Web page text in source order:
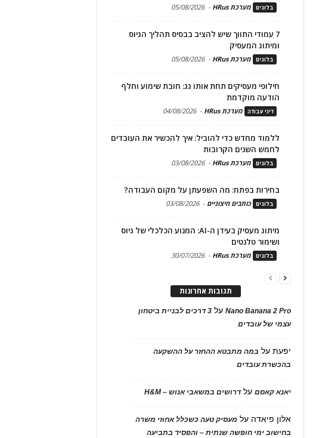
בלוגים מערכת HRus -
05/08/2026
7 עמודי התווך שיש להציב בבסיס תהליך הגיוס
ומיתוג המעסיק
בלוגים מערכת HRus -
05/08/2026
חילופי מעסיקים תחת אותו גג: חובת שימוע וחלף
הודעה מוקדמת
דיני עבודה מערכת HRus -
04/08/2026
ללמוד מחדש כדי להוביל: איך להכשיר את העובדים
לחמש השנים הקרובות
בלוגים מערכת HRus -
03/08/2026
בחירות בפתח: מה השפעתן על מקום העבודה?
בלוגים כותבים חיצוניים -
03/08/2026
מיתוג מעסיק בעידן ה-AI: המנוע הכלכלי של גיוס
ושימור טלנטים
בלוגים מערכת HRus -
30/07/2026
תגובות אחרונות
Nano Banana 2 Proעל
3 דרכים לבניית ביטחון
עצמי של עובדים
יפעתעל במה מתבטא ההחזר על ההשקעה
בהכשרת עובדים
יאנא קאסםעלדרושים במשאבי אנוש – H&M
אלון פיאדה על מעסיק טעה כשכלל אחוזי משרה
בחישוב ימי חופשה שנתית – והפסיד בתביעה